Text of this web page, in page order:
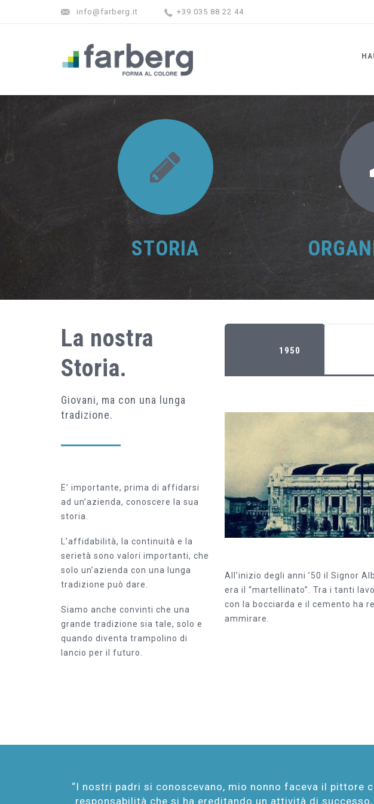
info@farberg.it +39 035 88 22 44
STORIA
La nostra
Storia.
Giovani, ma con una lunga
tradizione.
E’ importante, prima di affidarsi
ad un’azienda, conoscere la sua
storia.
L’affidabilità, la continuità e la
serietà sono valori importanti, che
solo un’azienda con una lunga
tradizione può dare.
Siamo anche convinti che una
grande tradizione sia tale, solo e
quando diventa trampolino di
lancio per il futuro.
1950
All’inizio degli anni ’50 il Signor
era il “martellinato”. Tra i tanti
con la bocciarda e il cemento ha
ammirare.
“I nostri padri si conoscevano, mio nonno faceva il pittore
responsabilità che si ha ereditando un attività di